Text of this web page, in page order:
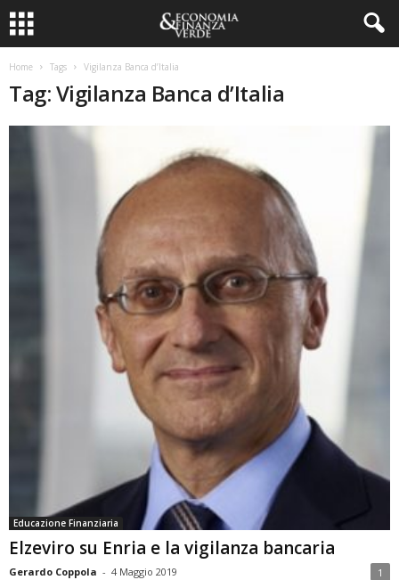
Home Tags Vigilanza Banca d’Italia
Tag: Vigilanza Banca d’Italia
Educazione Finanziaria
Elzeviro su Enria e la vigilanza bancaria
Gerardo Coppola - 4 Maggio 2019 1